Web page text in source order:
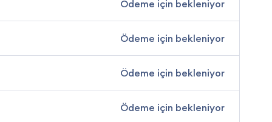
Ödeme için bekleniyor
Ödeme için bekleniyor
Ödeme için bekleniyor
Ödeme için bekleniyor